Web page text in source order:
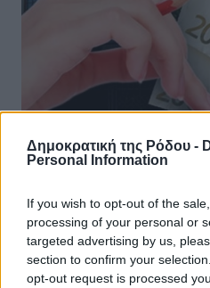
Δημοκρατική της Ρόδου -
Personal Information
If you wish to opt-out of the
processing of your personal or
targeted advertising by us,
section to confirm your
opt-out request is processed
Του Σπύρου Δημητρέλη Την
σχήματος πληρωμής του
κυβέρνηση. Με τροπολογία
απόγευμα της Πέμπτης στη